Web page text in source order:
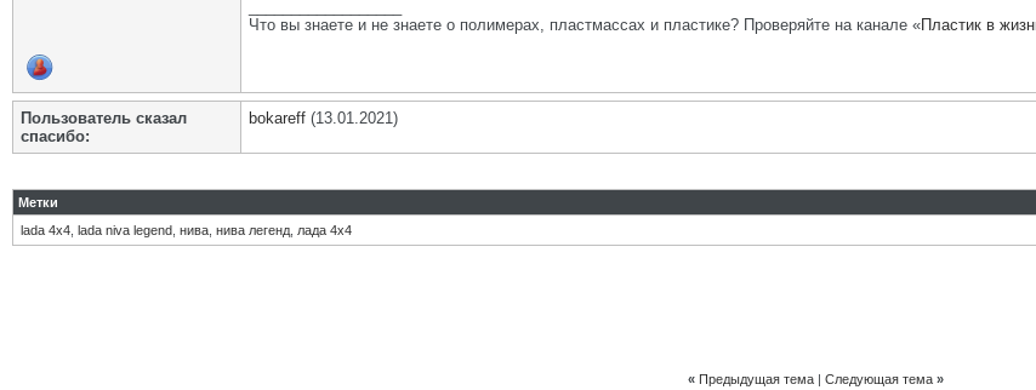
Что вы знаете и не знаете о полимерах, пластмассах и пластике? Проверяйте на канале «Пластик в
Пользователь сказал
cпасибо:
bokareff (13.01.2021)
Метки
lada 4x4 lada niva legend нива нива легенд лада 4х4
« Предыдущая тема| Следующая тема »